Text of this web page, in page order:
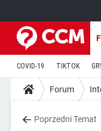
COVID-19 TIKTOK
Forum
Poprzedni Temat